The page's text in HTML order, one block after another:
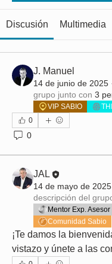
Discusión Multimedia
J. Manuel
14 de junio de 2025 ·
grupo junto con 3
VIP SABIO
0
0
JAL
14 de mayo de 2025
descripción del
Mentor Exp. Asesor
Comunidad Sabio
¡Te damos la
vistazo y únete a las